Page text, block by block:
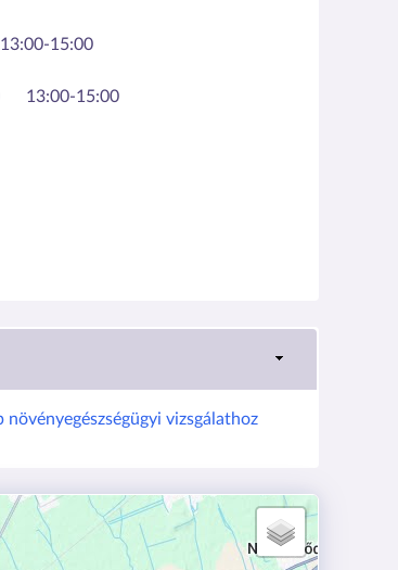
13:00-15:00
13:00-15:00
vizsgálathoz